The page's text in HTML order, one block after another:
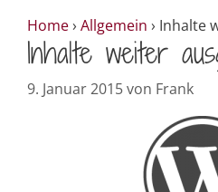
Home› Allgemein › Inhalte
Inhalte weiter
9. Januar 2015von Frank